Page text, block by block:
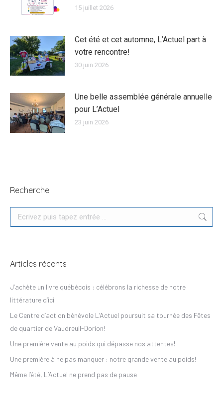
15 juillet 2026
Cet été et cet automne, L’Actuel part à
votre rencontre!
30 juin 2026
Une belle assemblée générale annuelle
pour L’Actuel
23 juin 2026
Recherche
Recherche
Articles récents
J’achète un livre québécois : célébrons la richesse de notre
littérature d’ici!
Le Centre d’action bénévole L’Actuel poursuit sa tournée des Fêtes
de quartier de Vaudreuil-Dorion!
Une première vente au poids qui dépasse nos attentes!
Une première à ne pas manquer : notre grande vente au poids!
Même l’été, L’Actuel ne prend pas de pause